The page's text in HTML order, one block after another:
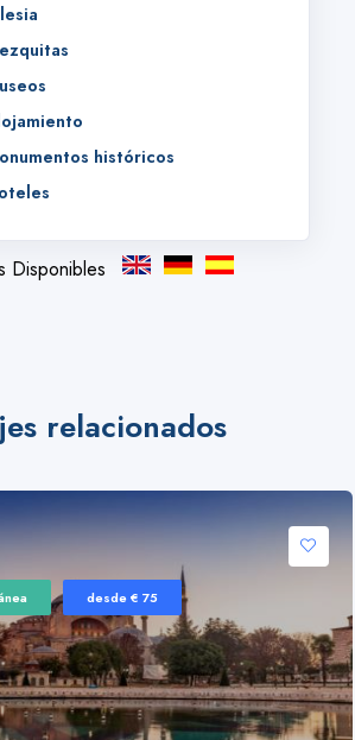
históricos
Disponibles
relacionados
desde € 75